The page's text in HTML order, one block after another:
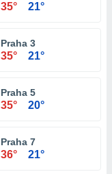
35° 21°
Praha 3
35° 21°
Praha 5
35° 20°
Praha 7
36° 21°